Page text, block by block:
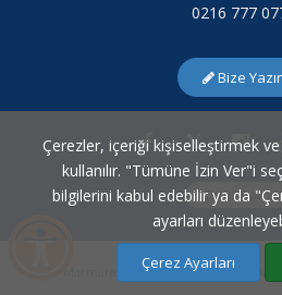
0216 777
Bize
Çerez
Marmara Üniversitesi Bilgi İşlem Daire
Çerezler, içeriği kişiselleştirmek
kullanılır. "Tümüne İzin Ver"i
bilgilerini kabul edebilir ya da
ayarları
Çerez Ayarları